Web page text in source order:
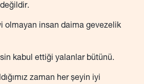
olmayan insan daima gevezelik
kabul ettiği yalanlar bütünü.
zaman her şeyin iyi